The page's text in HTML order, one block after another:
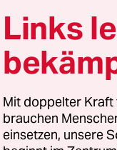
der
dabei helfen,
ist
beschäftigt
Links
Mit doppelter Kraft
brauchen
einsetzen, unsere